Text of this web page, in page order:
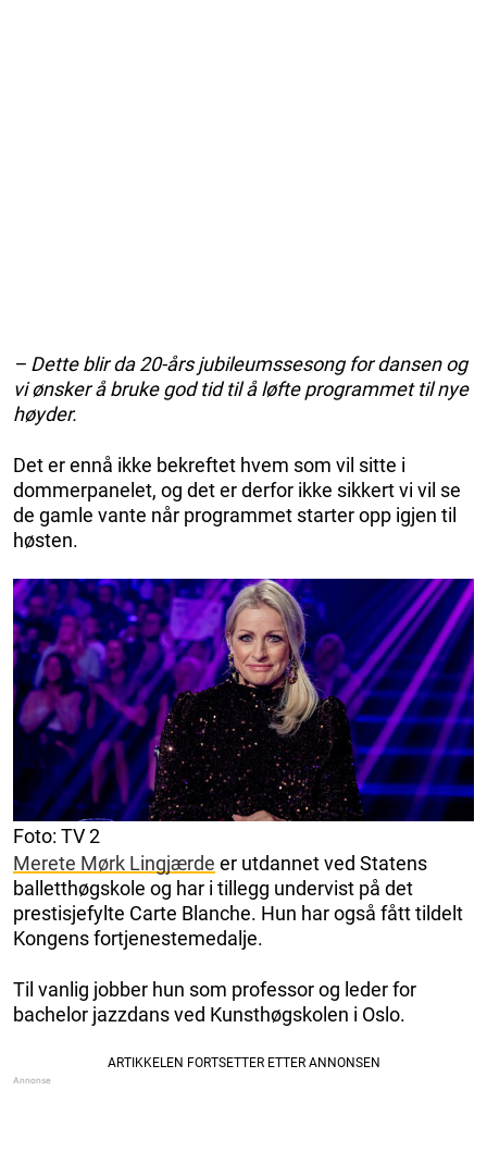
– Dette blir da 20-års jubileumssesong for dansen og
vi ønsker å bruke god tid til å løfte programmet til nye
høyder.
Det er ennå ikke bekreftet hvem som vil sitte i
dommerpanelet, og det er derfor ikke sikkert vi vil se
de gamle vante når programmet starter opp igjen til
høsten.
Foto: TV 2
Merete Mørk Lingjærde er utdannet ved Statens
balletthøgskole og har i tillegg undervist på det
prestisjefylte Carte Blanche. Hun har også fått tildelt
Kongens fortjenestemedalje.
Til vanlig jobber hun som professor og leder for
bachelor jazzdans ved Kunsthøgskolen i Oslo.